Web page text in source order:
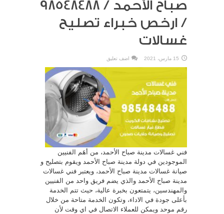
صباح الأحمد / 98548488
/ ارخص خبراء تصليح
غسالات
15 مارس، 2021 اضف تعليق
فني غسالات مدينة صباح الأحمد، من أهَم الفنيين
الموجودين في دولة مدينة صباح الأحمد ويقوم بتصليح و
صيانة غسالات مدينة صباح الأحمد، ويعتبر فني غسالات
مدينة صباح الأحمد والذي يضم فريق واحد من الفنيين
والمهندسين، يتمتعون بخبرة عالية، حيث تتم الخدمة
بأعلى جودة في الاداء، وتكون الخدمة متاحة من خلال
رقم موحد ويمكن للعملاء الاتصال في اي وقت لأن